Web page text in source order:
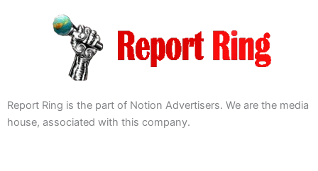
Report Ring is the part of Notion Advertisers. We are the media
house, associated with this company.